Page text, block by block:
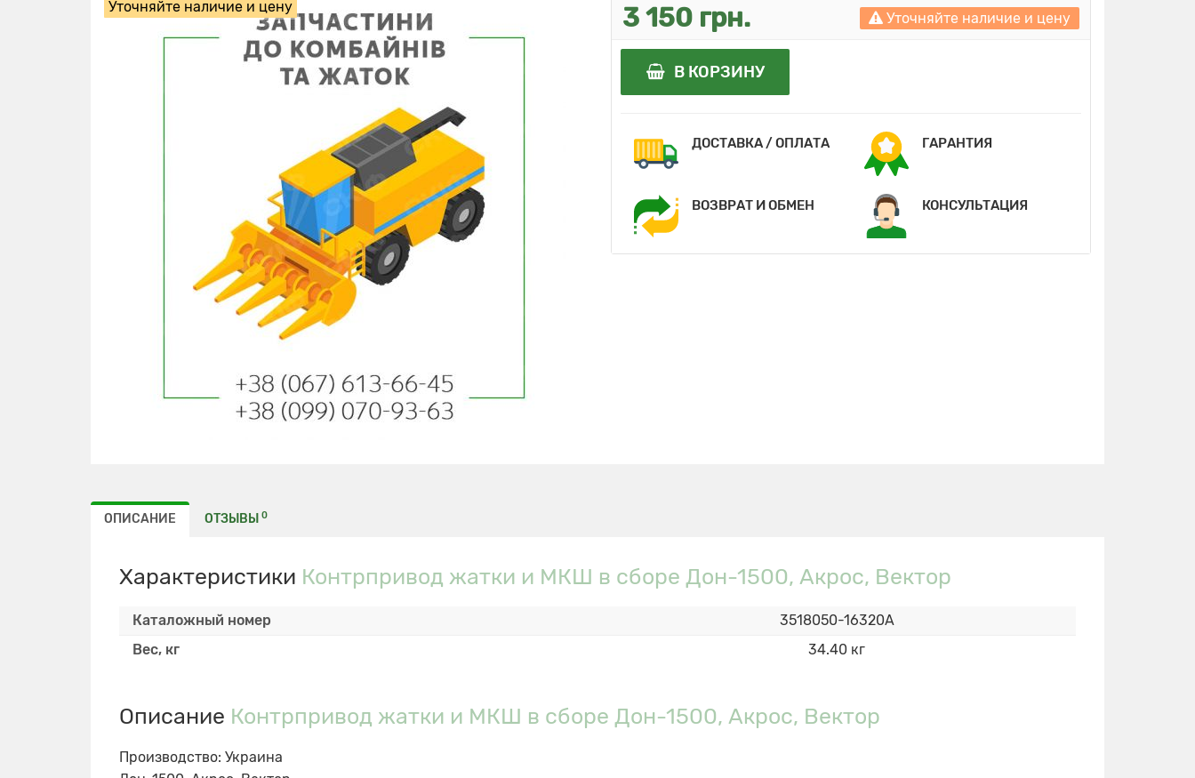
Уточняйте наличие и цену 3 150 грн. Уточняйте наличие и цену
В КОРЗИНУ
ДОСТАВКА / ОПЛАТА ГАРАНТИЯ
ВОЗВРАТ И ОБМЕН КОНСУЛЬТАЦИЯ
ОПИСАНИЕ ОТЗЫВЫ 0
Характеристики Контрпривод жатки и МКШ в сборе Дон-1500, Акрос, Вектор
Каталожный номер
3518050-16320А
Вес, кг
34.40 кг
Описание Контрпривод жатки и МКШ в сборе Дон-1500, Акрос, Вектор
Производство: Украина